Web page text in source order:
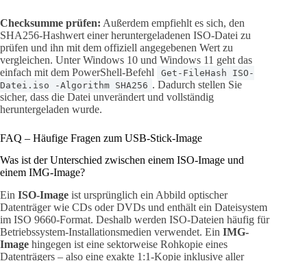
Checksumme prüfen: Außerdem empfiehlt es sich, den
SHA256-Hashwert einer heruntergeladenen ISO-Datei zu
prüfen und ihn mit dem offiziell angegebenen Wert zu
vergleichen. Unter Windows 10 und Windows 11 geht das
einfach mit dem PowerShell-Befehl
Get-FileHash ISO-
Datei.iso -Algorithm SHA256 . Dadurch stellen Sie
sicher, dass die Datei unverändert und vollständig
heruntergeladen wurde.
FAQ – Häufige Fragen zum USB-Stick-Image
Was ist der Unterschied zwischen einem ISO-Image und
einem IMG-Image?
Ein ISO-Image ist ursprünglich ein Abbild optischer
Datenträger wie CDs oder DVDs und enthält ein Dateisystem
im ISO 9660-Format. Deshalb werden ISO-Dateien häufig für
Betriebssystem-Installationsmedien verwendet. Ein IMG-
Image hingegen ist eine sektorweise Rohkopie eines
Datenträgers – also eine exakte 1:1-Kopie inklusive aller